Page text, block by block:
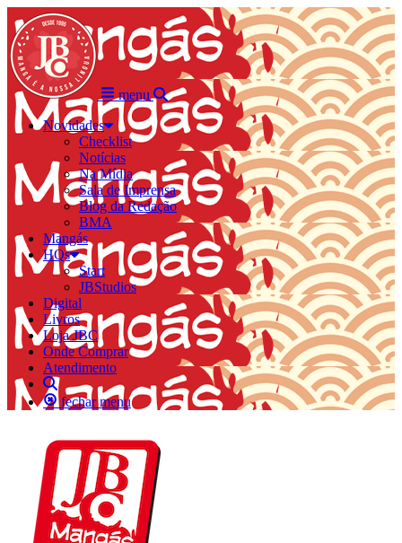
menu
Novidades
Checklist
Notícias
Na Mídia
Sala de Imprensa
Blog da Redação
BMA
Mangás
HQs
Start
JBStudios
Digital
Livros
Loja JBC
Onde Comprar
Atendimento
fechar menu